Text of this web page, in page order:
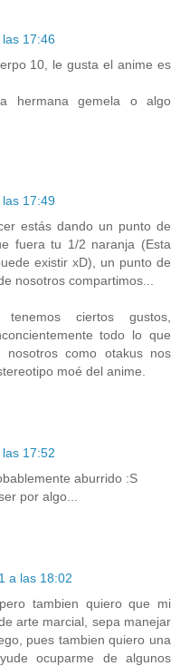
17:46
10, le gusta el anime es
hermana gemela o algo
17:49
estás dando un punto de
fuera tu 1/2 naranja (Esta
existir xD), un punto de
nosotros compartimos...
ciertos gustos,
todo lo que
como otakus nos
moé del anime.
17:52
aburrido :S
por algo...
a las 18:02
tambien quiero que mi
arte marcial, sepa manejar
pues tambien quiero una
ocuparme de algunos